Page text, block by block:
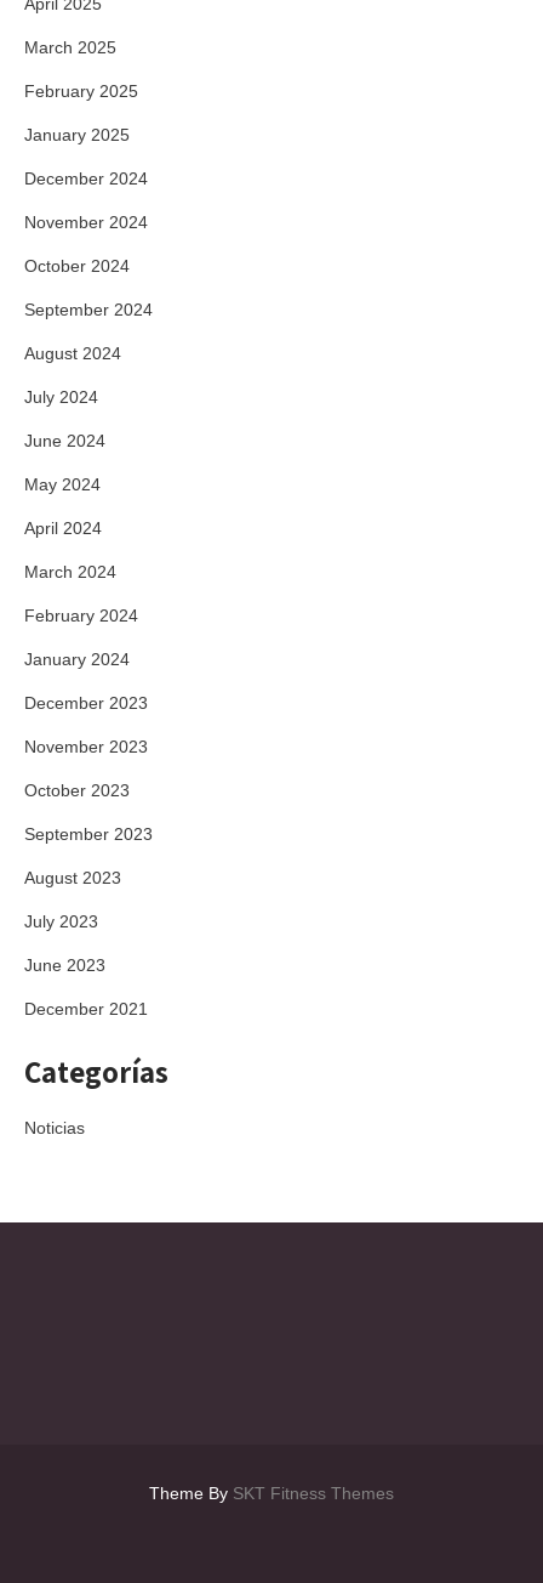
March 2025
February 2025
January 2025
December 2024
November 2024
October 2024
September 2024
August 2024
July 2024
June 2024
May 2024
April 2024
March 2024
February 2024
January 2024
December 2023
November 2023
October 2023
September 2023
August 2023
July 2023
June 2023
December 2021
Categorías
Noticias
Theme By SKT Fitness Themes